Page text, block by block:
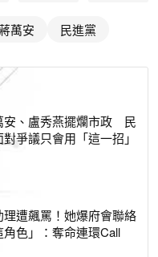
萬安 民進黨
安、盧秀燕擺爛市政 民
爭議只會用「這一招」
理遭飆罵！她爆府會聯絡
角色」：奪命連環Call